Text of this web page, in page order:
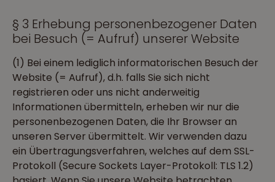
§ 3 Erhebung personenbezogener Daten
bei Besuch (= Aufruf) unserer Website
(1) Bei einem lediglich informatorischen Besuch der
Website (= Aufruf), d.h. falls Sie sich nicht
registrieren oder uns nicht anderweitig
Informationen übermitteln, erheben wir nur die
personenbezogenen Daten, die Ihr Browser an
unseren Server übermittelt. Wir verwenden dazu
ein Übertragungsverfahren, welches auf dem SSL-
Protokoll (Secure Sockets Layer-Protokoll: TLS 1.2)